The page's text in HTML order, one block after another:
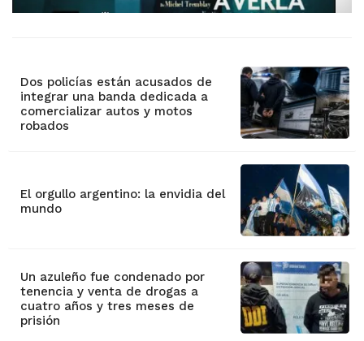
Dos policías están acusados de
integrar una banda dedicada a
comercializar autos y motos
robados
El orgullo argentino: la envidia del
mundo
Un azuleño fue condenado por
tenencia y venta de drogas a
cuatro años y tres meses de
prisión